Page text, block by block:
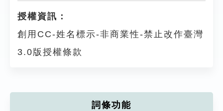
授權資訊：
創用CC-姓名標示-非商業性-禁止改作臺灣
3.0版授權條款
詞條功能